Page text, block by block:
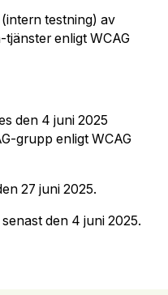
testning) av
enligt WCAG
den 4 juni 2025
grupp enligt WCAG
27 juni 2025.
den 4 juni 2025.